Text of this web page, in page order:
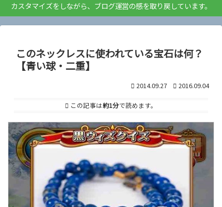
カスタマイズをしながら、ブログ運営の感を取り戻しています。
このネックレスに使われている宝石は何？
【青い球・二重】
2014.09.27 2016.09.04
この記事は約1分で読めます。